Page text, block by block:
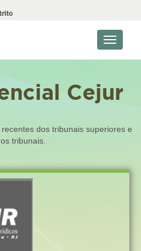
Toggle
Cejur
dos tribunais superiores e
tribunais.